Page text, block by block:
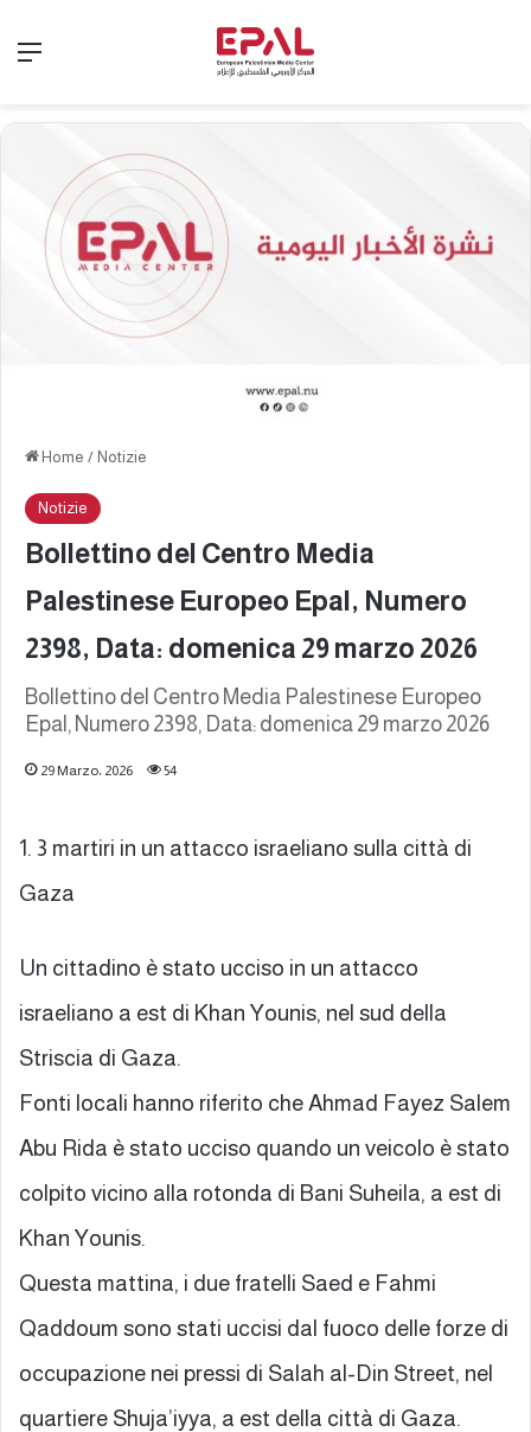
Home / Notizie
Notizie
Bollettino del Centro Media
Palestinese Europeo Epal, Numero
2398, Data: domenica 29 marzo 2026
Bollettino del Centro Media Palestinese Europeo
Epal, Numero 2398, Data: domenica 29 marzo 2026
29 Marzo، 2026 54
1. 3 martiri in un attacco israeliano sulla città di
Gaza
Un cittadino è stato ucciso in un attacco
israeliano a est di Khan Younis, nel sud della
Striscia di Gaza.
Fonti locali hanno riferito che Ahmad Fayez Salem
Abu Rida è stato ucciso quando un veicolo è stato
colpito vicino alla rotonda di Bani Suheila, a est di
Khan Younis.
Questa mattina, i due fratelli Saed e Fahmi
Qaddoum sono stati uccisi dal fuoco delle forze di
occupazione nei pressi di Salah al-Din Street, nel
quartiere Shuja’iyya, a est della città di Gaza.